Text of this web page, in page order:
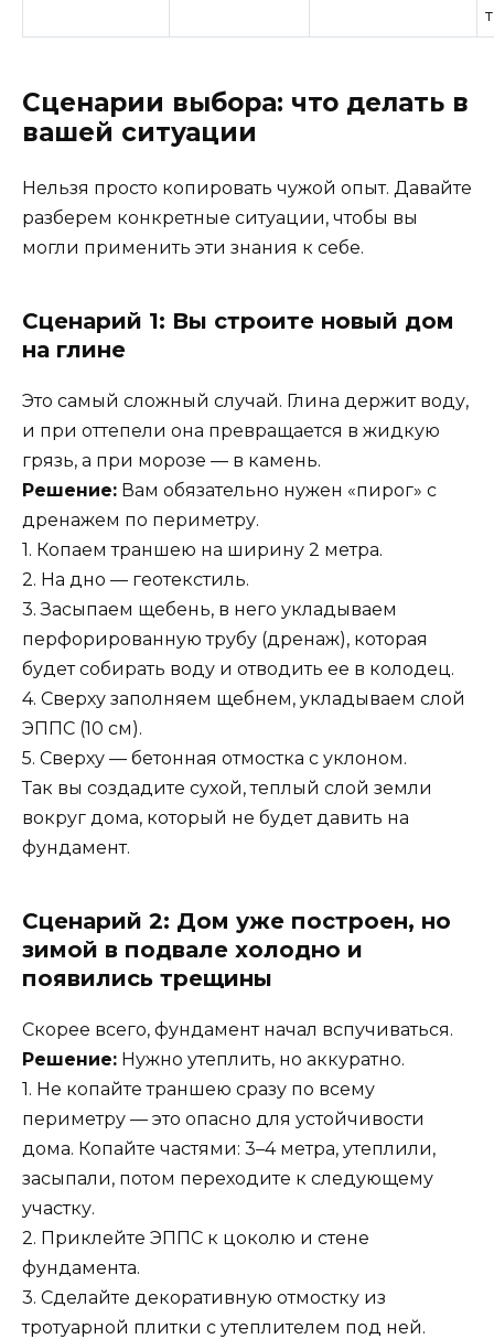
Сценарии выбора: что делать в
вашей ситуации
Нельзя просто копировать чужой опыт. Давайте
разберем конкретные ситуации, чтобы вы
могли применить эти знания к себе.
Сценарий 1: Вы строите новый дом
на глине
Это самый сложный случай. Глина держит воду,
и при оттепели она превращается в жидкую
грязь, а при морозе — в камень.
Решение: Вам обязательно нужен «пирог» с
дренажем по периметру.
1. Копаем траншею на ширину 2 метра.
2. На дно — геотекстиль.
3. Засыпаем щебень, в него укладываем
перфорированную трубу (дренаж), которая
будет собирать воду и отводить ее в колодец.
4. Сверху заполняем щебнем, укладываем слой
ЭППС (10 см).
5. Сверху — бетонная отмостка с уклоном.
Так вы создадите сухой, теплый слой земли
вокруг дома, который не будет давить на
фундамент.
Сценарий 2: Дом уже построен, но
зимой в подвале холодно и
появились трещины
Скорее всего, фундамент начал вспучиваться.
Решение: Нужно утеплить, но аккуратно.
1. Не копайте траншею сразу по всему
периметру — это опасно для устойчивости
дома. Копайте частями: 3–4 метра, утеплили,
засыпали, потом переходите к следующему
участку.
2. Приклейте ЭППС к цоколю и стене
фундамента.
3. Сделайте декоративную отмостку из
тротуарной плитки с утеплителем под ней.